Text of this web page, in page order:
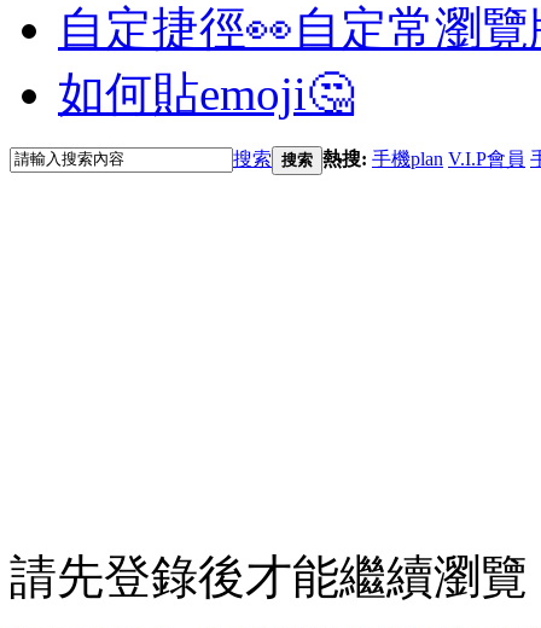
自定捷徑👀自定常瀏
如何貼emoji🤔
搜索 搜索 熱搜: 手機plan V.I.P會員
請先登錄後才能繼續瀏覽